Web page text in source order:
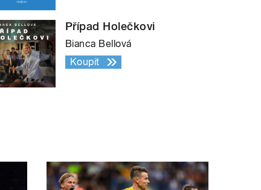
Případ Holečkovi
Bianca Bellová
Koupit